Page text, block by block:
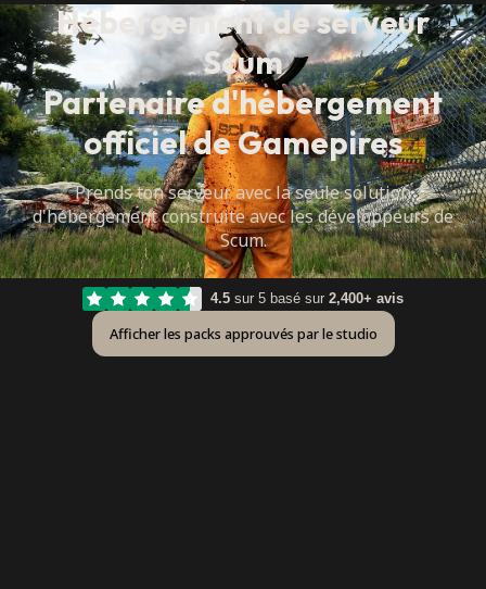
Hébergement de serveur
Scum
Partenaire d'hébergement
officiel de Gamepires
Prends ton serveur avec la seule solution
d'hébergement construite avec les développeurs de
Scum.
4.5 sur 5 basé sur 2,400+ avis
Afficher les packs approuvés par le studio